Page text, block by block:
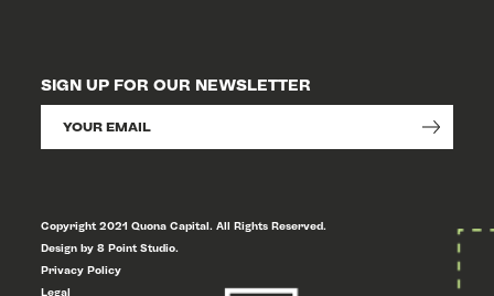
SIGN UP FOR OUR NEWSLETTER
Copyright 2021 Quona Capital. All Rights Reserved.
Design by 8 Point Studio.
Privacy Policy
Legal